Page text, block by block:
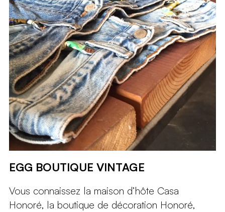
EGG BOUTIQUE VINTAGE
Vous connaissez la maison d’hôte Casa
Honoré, la boutique de décoration Honoré,